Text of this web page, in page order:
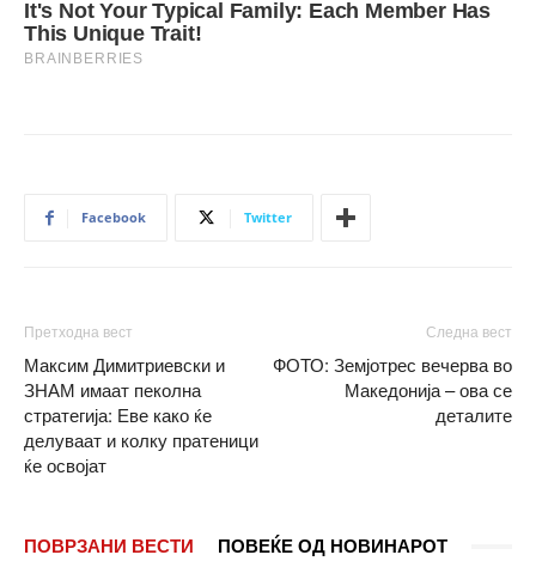
Facebook Twitter
Претходна вест
Максим Димитриевски и
ЗНАМ имаат пеколна
стратегија: Еве како ќе
делуваат и колку пратеници
ќе освојат
Следна вест
ФОТО: Земјотрес вечерва во
Македонија – ова се
деталите
ПОВРЗАНИ ВЕСТИ ПОВЕЌЕ ОД НОВИНАРОТ